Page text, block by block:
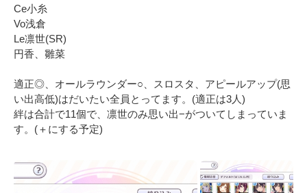
Ce小糸
Vo浅倉
Le凛世(SR)
円香、雛菜
適正◎、オールラウンダー○、スロスタ、アピールアップ(思
い出高低)はだいたい全員とってます。(適正は3人)
絆は合計で11個で、凛世のみ思い出−がついてしまっていま
す。(＋にする予定)